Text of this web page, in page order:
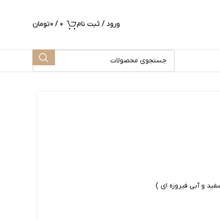
ورود / ثبت نام 0
/
0تومان
و آبی فیروزه ای )